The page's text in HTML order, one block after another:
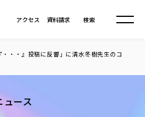
資料請求
アクセス 検索
・・』投稿に反響」に清水冬樹先生のコ
ュース